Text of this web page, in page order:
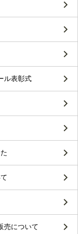
ル表彰式
売について